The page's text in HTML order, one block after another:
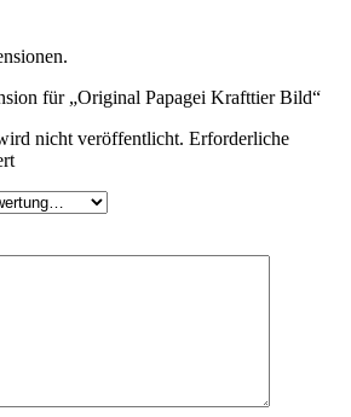
für „Original Papagei Krafttier Bild“
nicht veröffentlicht. Erforderliche